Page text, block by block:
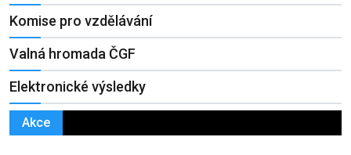
Komise pro vzdělávání
Valná hromada ČGF
Elektronické výsledky
Akce